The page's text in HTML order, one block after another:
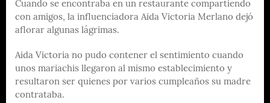
Cuando se encontraba en un restaurante compartiendo
con amigos, la influenciadora Aida Victoria Merlano dejó
aflorar algunas lágrimas.
Aida Victoria no pudo contener el sentimiento cuando
unos mariachis llegaron al mismo establecimiento y
resultaron ser quienes por varios cumpleaños su madre
contrataba.